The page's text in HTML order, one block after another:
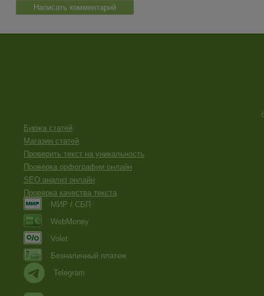
Написать комментарий
Биржа статей
Магазин статей
Проверить текст на уникальность
Проверка орфографии онлайн
SEO анализ онлайн
Проверка качества текста
МИР / СБП
WebMoney
Volet
Безналичный платеж
Telegram